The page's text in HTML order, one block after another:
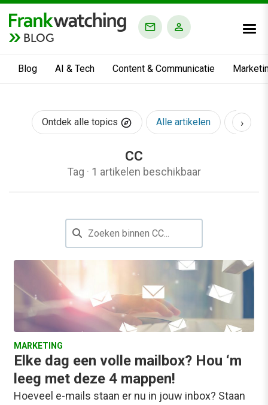
BLOG
Blog AI & Tech Content & Communicatie
Ontdek alle topics Alle artikelen AI &
›
CC
Tag · 1 artikelen beschikbaar
MARKETING
Elke dag een volle mailbox? Hou ‘m
leeg met deze 4 mappen!
Hoeveel e-mails staan er nu in jouw inbox? Staan